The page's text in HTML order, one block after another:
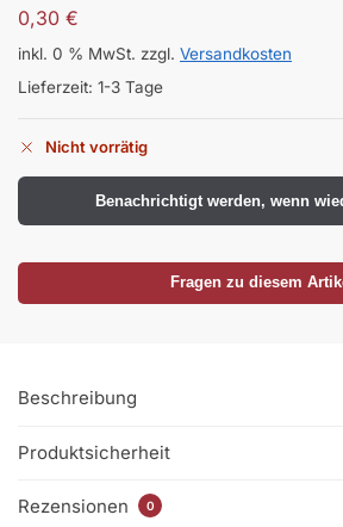
0,30 €
inkl. 0 % MwSt. zzgl. Versandkosten
Lieferzeit: 1-3 Tage
Nicht vorrätig
Benachrichtigt werden, wenn
Fragen zu diesem
Beschreibung
Produktsicherheit
Rezensionen 0